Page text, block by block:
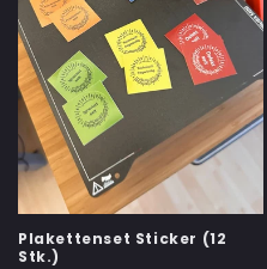
Plakettenset Sticker (12
Stk.)